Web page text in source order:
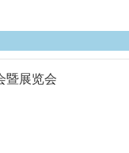
暨展览会